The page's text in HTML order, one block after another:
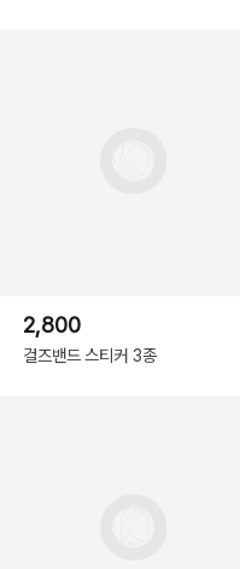
2,800
걸즈밴드 스티커 3종